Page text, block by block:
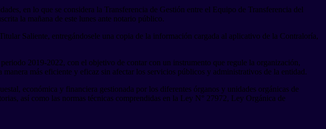
en lo que se considera la Transferencia de Gestión entre el Equipo de Transferencia del
la mañana de este lunes ante notario público.
Saliente, entregándosele una copia de la información cargada al aplicativo de la Contraloría,
2019-2022, con el objetivo de contar con un instrumento que regule la organización,
más eficiente y eficaz sin afectar los servicios públicos y administrativos de la entidad.
económica y financiera gestionada por los diferentes órganos y unidades orgánicas de
así como las normas técnicas comprendidas en la Ley N° 27972, Ley Orgánica de